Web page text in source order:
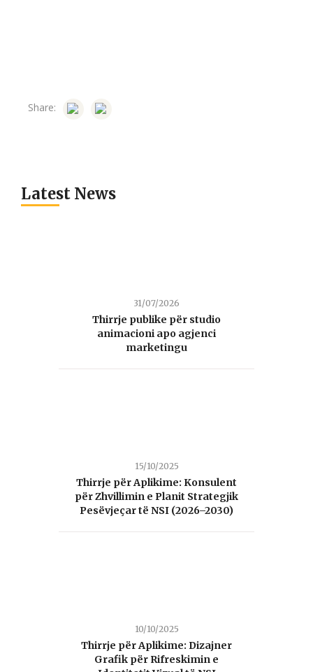
Share:
Latest News
31/07/2026
Thirrje publike për studio
animacioni apo agjenci
marketingu
15/10/2025
Thirrje për Aplikime: Konsulent
për Zhvillimin e Planit Strategjik
Pesëvjeçar të NSI (2026–2030)
10/10/2025
Thirrje për Aplikime: Dizajner
Grafik për Rifreskimin e